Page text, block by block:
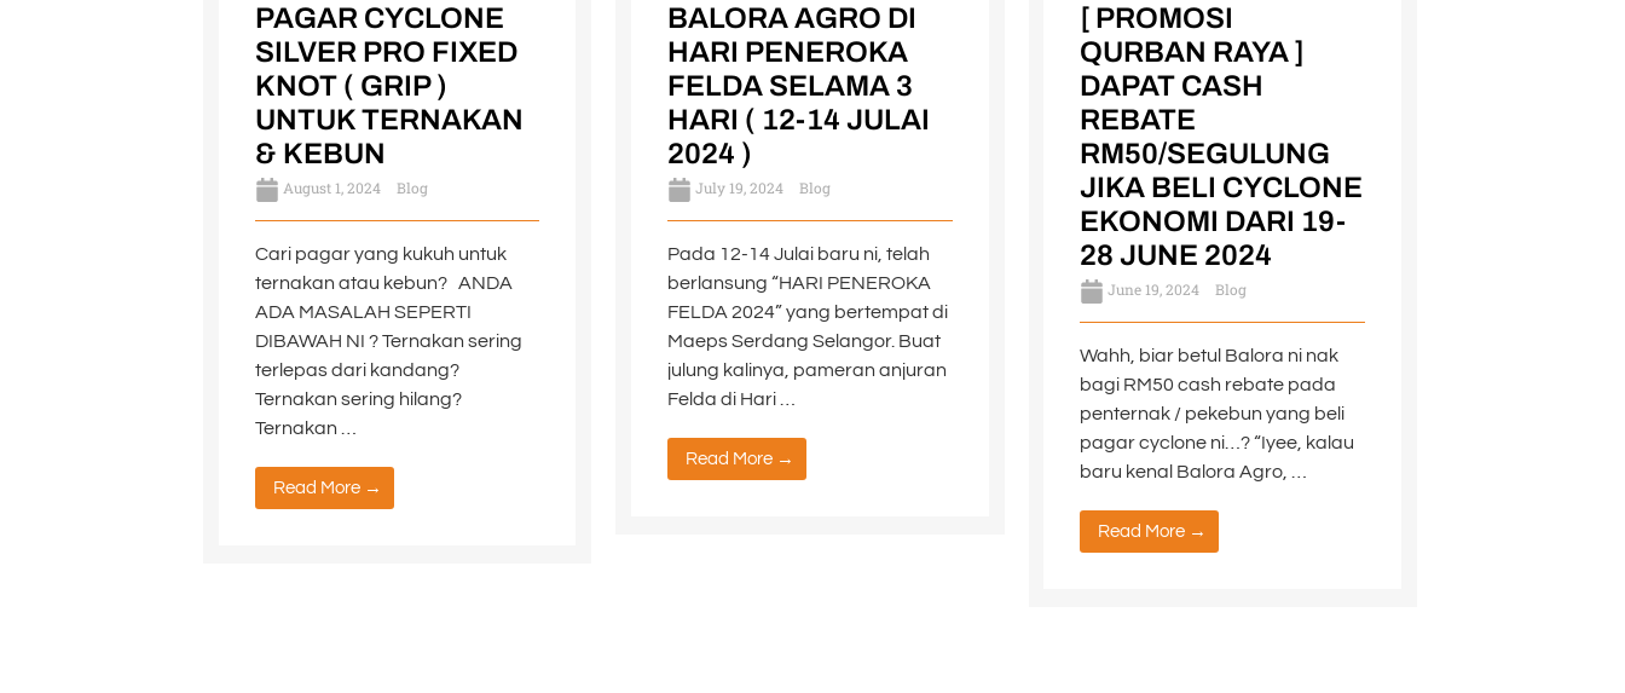
PAGAR CYCLONE
SILVER PRO FIXED
KNOT ( GRIP )
UNTUK TERNAKAN
& KEBUN
August 1, 2024 Blog
Cari pagar yang kukuh untuk
ternakan atau kebun? ANDA
ADA MASALAH SEPERTI
DIBAWAH NI ? Ternakan sering
terlepas dari kandang?
Ternakan sering hilang?
Ternakan …
Read More →
BALORA AGRO DI
HARI PENEROKA
FELDA SELAMA 3
HARI ( 12-14 JULAI
2024 )
July 19, 2024 Blog
Pada 12-14 Julai baru ni, telah
berlansung “HARI PENEROKA
FELDA 2024” yang bertempat di
Maeps Serdang Selangor. Buat
julung kalinya, pameran anjuran
Felda di Hari …
Read More →
[ PROMOSI
QURBAN RAYA ]
DAPAT CASH
REBATE
RM50/SEGULUNG
JIKA BELI CYCLONE
EKONOMI DARI 19-
28 JUNE 2024
June 19, 2024 Blog
Wahh, biar betul Balora ni nak
bagi RM50 cash rebate pada
penternak / pekebun yang beli
pagar cyclone ni…? “Iyee, kalau
baru kenal Balora Agro, …
Read More →